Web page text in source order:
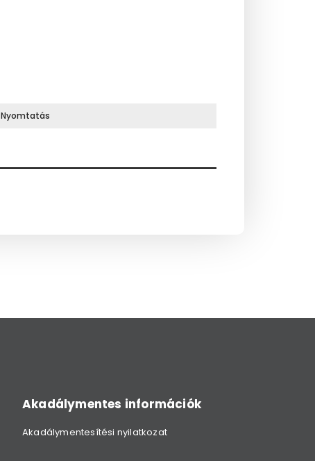
Nyomtatás
Akadálymentes információk
Akadálymentesítési nyilatkozat